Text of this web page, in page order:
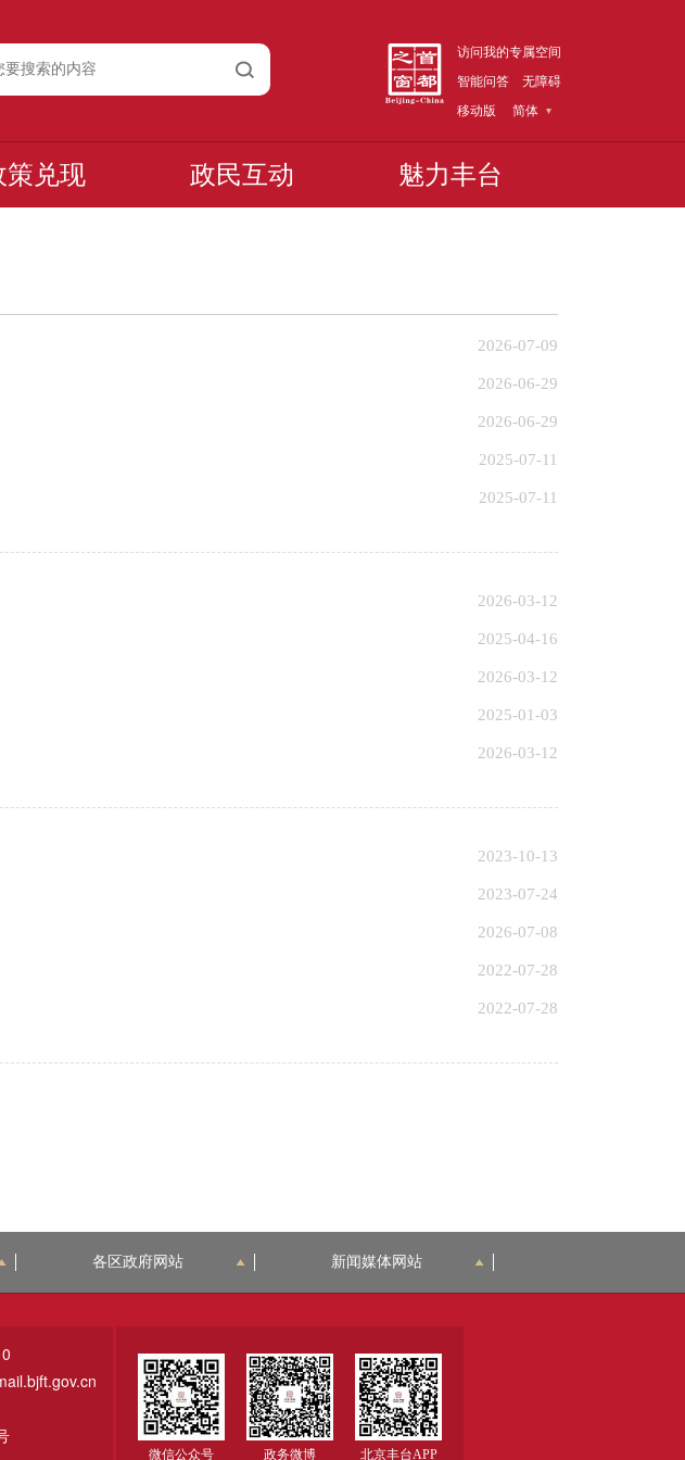
访问我的专属空间
智能问答
无障碍
移动版
简体
策兑现 政民互动 魅力丰台
2026-07-09
2026-06-29
2026-06-29
2025-07-11
2025-07-11
2026-03-12
2025-04-16
2026-03-12
2025-01-03
2026-03-12
2023-10-13
2023-07-24
2026-07-08
2022-07-28
2022-07-28
各区政府网站 新闻媒体网站
微信公众号 政务微博 北京丰台APP